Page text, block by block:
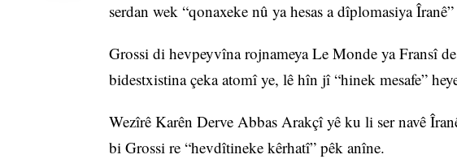
serdan wek “qonaxeke nû ya hesas a dîplomasiya
Grossi di hevpeyvîna rojnameya Le Monde ya Fransî
bidestxistina çeka atomî ye, lê hîn jî “hinek mesafe”
Wezîrê Karên Derve Abbas Arakçî yê ku li ser navê
bi Grossi re “hevdîtineke kêrhatî” pêk anîne.